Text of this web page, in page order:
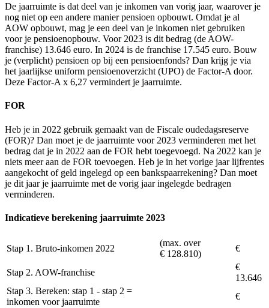
De jaarruimte is dat deel van je inkomen van vorig jaar, waarover je
nog niet op een andere manier pensioen opbouwt. Omdat je al
AOW opbouwt, mag je een deel van je inkomen niet gebruiken
voor je pensioenopbouw. Voor 2023 is dit bedrag (de AOW-
franchise) 13.646 euro. In 2024 is de franchise 17.545 euro. Bouw
je (verplicht) pensioen op bij een pensioenfonds? Dan krijg je via
het jaarlijkse uniform pensioenoverzicht (UPO) de Factor-A door.
Deze Factor-A x 6,27 vermindert je jaarruimte.
FOR
Heb je in 2022 gebruik gemaakt van de Fiscale oudedagsreserve
(FOR)? Dan moet je de jaarruimte voor 2023 verminderen met het
bedrag dat je in 2022 aan de FOR hebt toegevoegd. Na 2022 kan je
niets meer aan de FOR toevoegen. Heb je in het vorige jaar lijfrentes
aangekocht of geld ingelegd op een bankspaarrekening? Dan moet
je dit jaar je jaarruimte met de vorig jaar ingelegde bedragen
verminderen.
Indicatieve berekening jaarruimte 2023
Stap 1. Bruto-inkomen 2022
(max. over
€ 128.810)
€
Stap 2. AOW-franchise
€
13.646
Stap 3. Bereken: stap 1 - stap 2 =
inkomen voor jaarruimte
€